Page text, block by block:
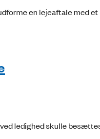
en lejeaftale med et
ledighed skulle